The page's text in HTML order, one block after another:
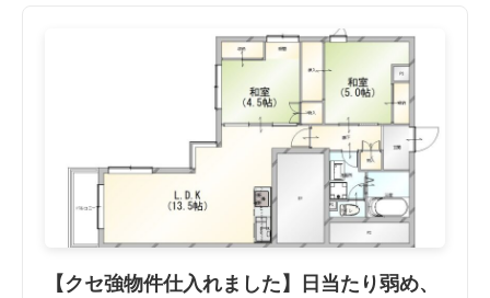
【クセ強物件仕入れました】日当たり弱め、